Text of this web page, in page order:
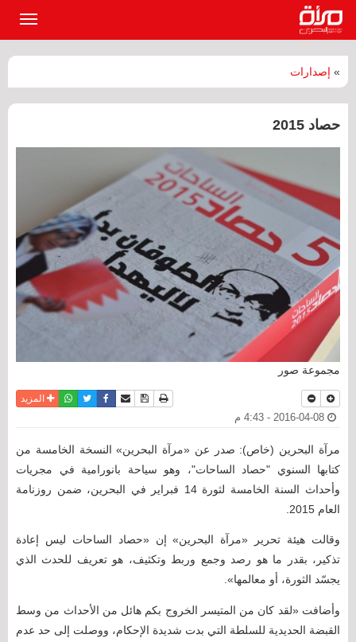
» إصدارات
حصاد 2015
مجموعة صور
نسخة للطباعة
حفظ الموضوع
أرسل الى صديق
فيسبوكتويترواتسابالمزيد
مرآة البحرين (خاص): صدر عن «مرآة البحرين» النسخة الخامسة من
كتابها السنوي "حصاد الساحات"، وهو سياحة بانورامية في مجريات
وأحداث السنة الخامسة لثورة 14 فبراير في البحرين، ضمن روزنامة
العام 2015.
وقالت هيئة تحرير «مرآة البحرين» إن «حصاد الساحات ليس إعادة
تذكير، بقدر ما هو رصد وجمع وربط وتكثيف، هو تعريف للحدث الذي
يجسّد الثورة، أو معالمها».
وأضافت «لقد كان من المتيسر الخروج بكم هائل من الأحداث من وسط
القبضة الحديدية للسلطة التي بدت شديدة الإحكام، ووصلت إلى حد عدم